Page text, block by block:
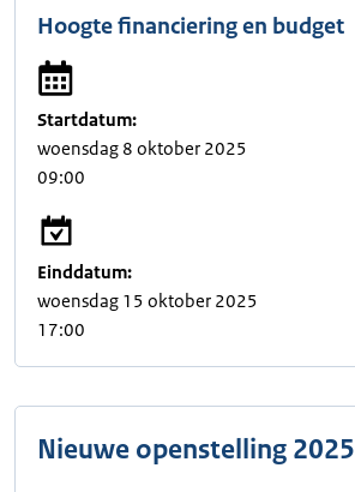
Hoogte financiering en budget
Startdatum:
woensdag 8 oktober 2025
09:00
Einddatum:
woensdag 15 oktober 2025
17:00
Nieuwe openstelling 2025